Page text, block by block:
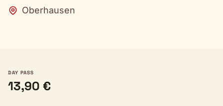
Oberhausen
DAY PASS
13,90 €